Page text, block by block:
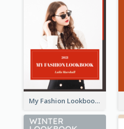
My Fashion Lookbook